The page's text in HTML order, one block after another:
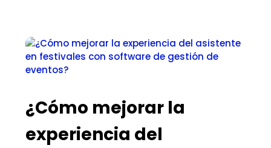
¿Cómo mejorar la
experiencia del